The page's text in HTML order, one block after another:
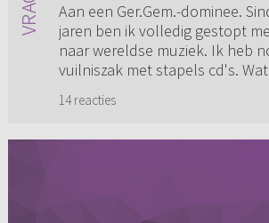
Aan een Ger.Gem.-dominee.
jaren ben ik volledig gestopt
naar wereldse muziek. Ik heb
vuilniszak met stapels cd's.
14 reacties